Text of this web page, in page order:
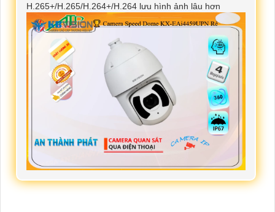
H.265+/H.265/H.264+/H.264 lưu hình ảnh lâu hơn